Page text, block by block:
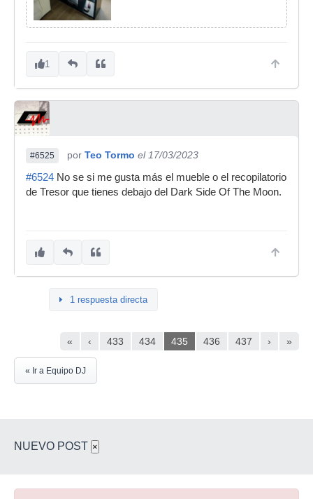
1
#6525 por Teo Tormo el 17/03/2023
#6524 No se si me gusta más el mueble o el recopilatorio
de Tresor que tienes debajo del Dark Side Of The Moon.
1 respuesta directa
« ‹ 433 434 435 436 437 › »
« Ir a Equipo DJ
NUEVO POST ×